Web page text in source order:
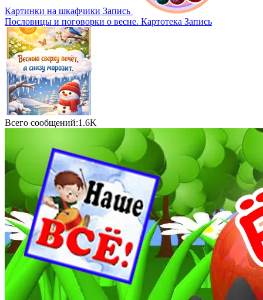
Картинки на шкафчики Запись
Пословицы и поговорки о весне. Картотека Запись
Всего сообщений:1.6K